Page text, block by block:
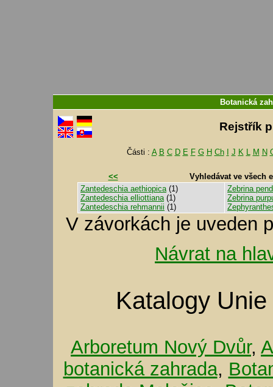
Botanická
Rejstřík
Části : A B C D E F G H Ch J K L M N
<<
Vyhledávat ve všech
Zantedeschia aethiopica(1)
Zantedeschia elliottiana(1)
Zantedeschia rehmannii (1)
Zebrina
Zebrina
V závorkách je uveden
Návrat na
Katalogy
Arboretum Nový Dvůr,
botanická zahrada,